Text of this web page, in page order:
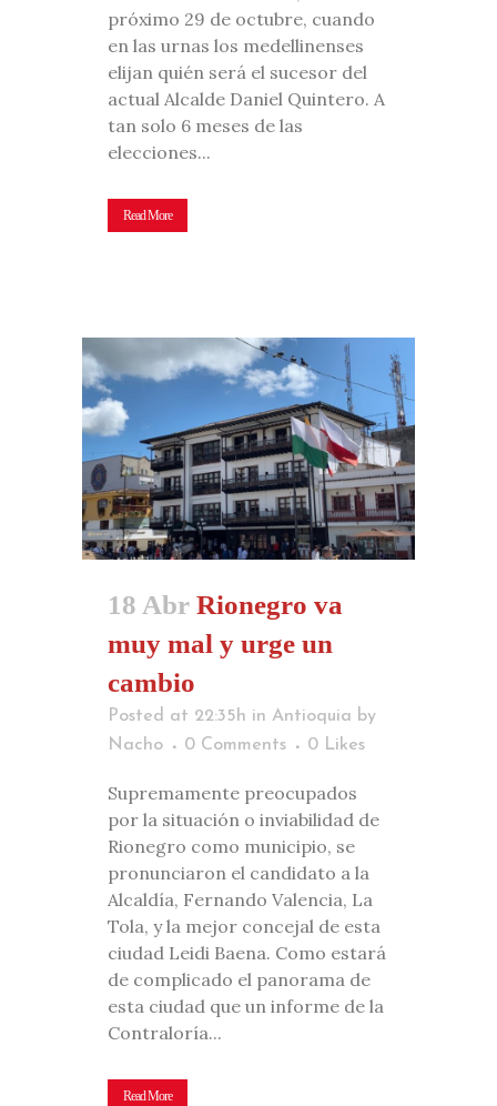
próximo 29 de octubre, cuando
en las urnas los medellinenses
elijan quién será el sucesor del
actual Alcalde Daniel Quintero. A
tan solo 6 meses de las
elecciones...
Read More
18 Abr Rionegro va
muy mal y urge un
cambio
Posted at 22:35h in Antioquia by
Nacho
0 Comments 0 Likes
Supremamente preocupados
por la situación o inviabilidad de
Rionegro como municipio, se
pronunciaron el candidato a la
Alcaldía, Fernando Valencia, La
Tola, y la mejor concejal de esta
ciudad Leidi Baena. Como estará
de complicado el panorama de
esta ciudad que un informe de la
Contraloría...
Read More